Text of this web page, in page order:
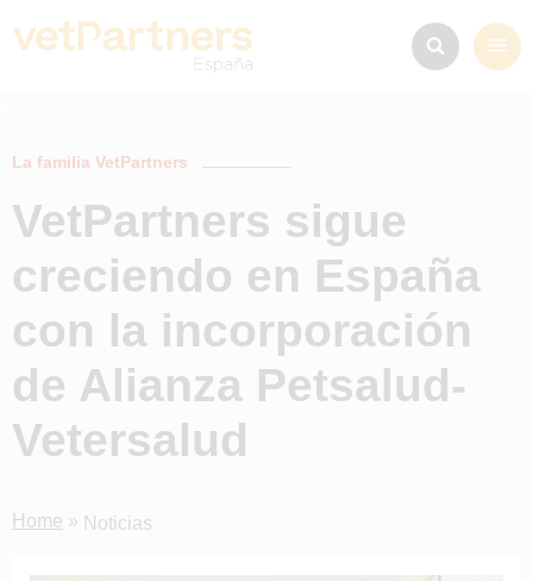
La familia VetPartners
VetPartners sigue
creciendo en España
con la incorporación
de Alianza Petsalud-
Vetersalud
Home » Noticias